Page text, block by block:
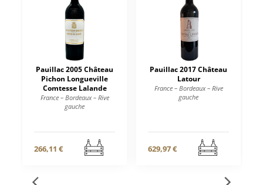
Pauillac 2005 Château
Pichon Longueville
Comtesse Lalande
France – Bordeaux – Rive
gauche
266,11 €
Pauillac 2017 Château
Latour
France – Bordeaux – Rive
gauche
629,97 €